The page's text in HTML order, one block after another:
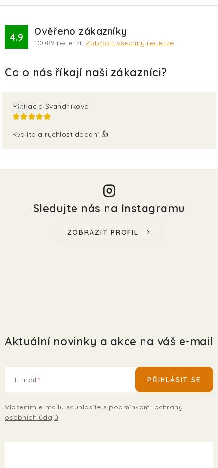
4.9 Ověřeno zákazníky
10089 recenzí. Zobrazit všechny recenze
Michaela Švandrlíková
Kvalita a rychlost dodání 👍
Sledujte nás na Instagramu
ZOBRAZIT PROFIL
Aktuální novinky a akce na váš e-mail
E-mail
Vložením e-mailu souhlasíte s podmínkami ochrany
osobních údajů
PŘIHLÁSIT SE